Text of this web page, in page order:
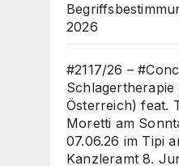
2026
#2117/26 –
Schlagertherapie
Österreich) feat.
Moretti am
07.06.26 im Tipi
Kanzleramt 8.